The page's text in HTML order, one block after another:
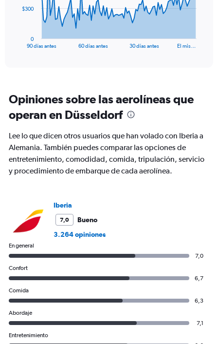
The
categories.
chart
1
Y
axis
values.
900.
90 días antes 60 días antes 30 días antes El mis…
0
$300
Opiniones sobre las aerolíneas que
operan en Düsseldorf
Lee lo que dicen otros usuarios que han volado con Iberia a
Alemania. También puedes comparar las opciones de
entretenimiento, comodidad, comida, tripulación, servicio
y procedimiento de embarque de cada aerolínea.
Iberia
7,0
Bueno
3.264 opiniones
En general
7,0
Confort
6,7
Comida
6,3
Abordaje
7,1
Entretenimiento